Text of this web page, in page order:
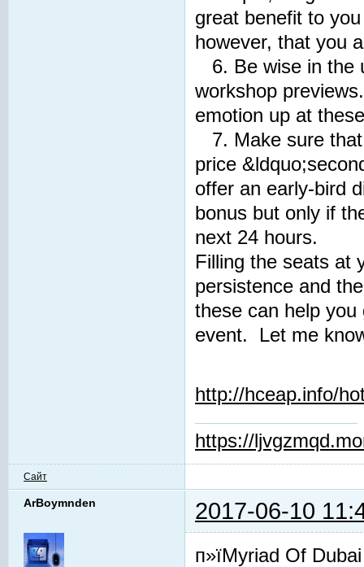
great benefit to
however, that you
6. Be wise in the
workshop
emotion up at
7. Make sure
price
offer an early-bird
bonus but only if
next 24 hours.
Filling the seats at
persistence and
these can help
event. Let me
http://hceap.info/
https://
Сайт
ArBoymnden 2017-06-10
п»їMyriad Of